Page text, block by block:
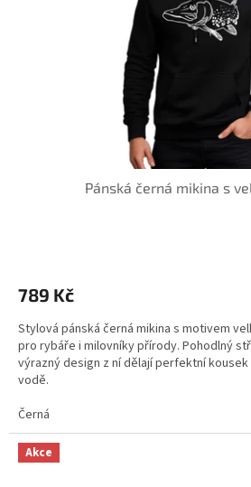
Pánská černá mikina s
789 Kč
Stylová pánská černá mikina s motivem
pro rybáře i milovníky přírody. Pohodlný
výrazný design z ní dělají perfektní
vodě.
Černá
Akce